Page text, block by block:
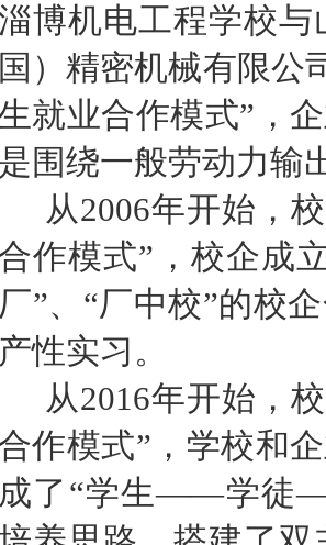
博机电工程学校
国）精密机械有限公
就业合作模式” ，
是围绕一般劳动力输
从2006年开始，
作模式” ，校企成
厂”、 “厂中校”的校
产性实习。
从2016年开始，
作模式” ，学校和
成了 “学生——学徒